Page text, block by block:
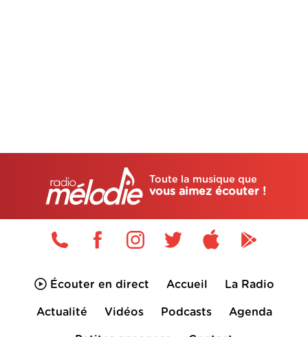
Toute la musique que
vous aimez écouter !
Écouter en direct Accueil La Radio
Actualité Vidéos Podcasts Agenda